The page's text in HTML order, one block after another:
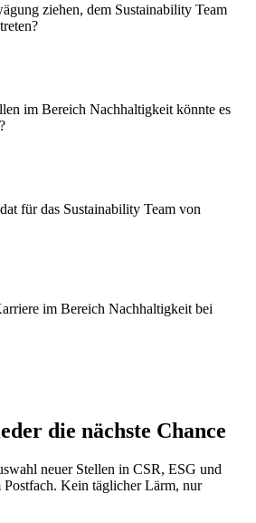
ziehen, dem Sustainability Team
im Bereich Nachhaltigkeit könnte es
für das Sustainability Team von
im Bereich Nachhaltigkeit bei
die nächste Chance
neuer Stellen in CSR, ESG und
Kein täglicher Lärm, nur